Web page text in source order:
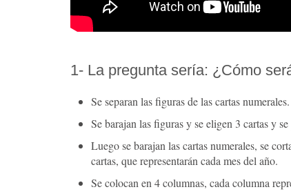
1- La pregunta sería: ¿Cómo
Se separan las figuras de las cartas numerales.
Se barajan las figuras y se eligen 3 cartas y
Luego se barajan las cartas numerales, se
cartas, que representarán cada mes del año.
Se colocan en 4 columnas, cada columna